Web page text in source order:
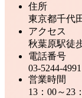
住所
東京都千代
アクセス
秋葉原駅徒
電話番号
03-5244-4991
営業時間
13：00～23